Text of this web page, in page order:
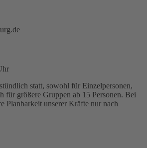
statt, sowohl für Einzelpersonen,
für größere Gruppen ab 15 Personen. Bei
Planbarkeit unserer Kräfte nur nach